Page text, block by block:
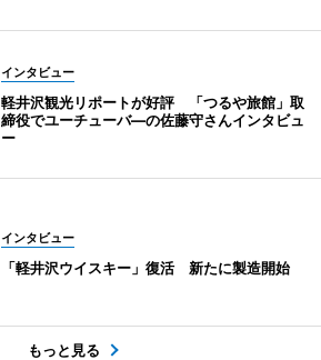
インタビュー
軽井沢観光リポートが好評 「つるや旅館」取
締役でユーチューバ―の佐藤守さんインタビュ
ー
インタビュー
「軽井沢ウイスキー」復活 新たに製造開始
もっと見る